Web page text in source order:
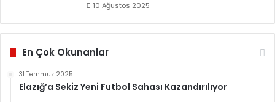
10 Ağustos 2025
En Çok Okunanlar
31 Temmuz 2025
Elazığ’a Sekiz Yeni Futbol Sahası Kazandırılıyor